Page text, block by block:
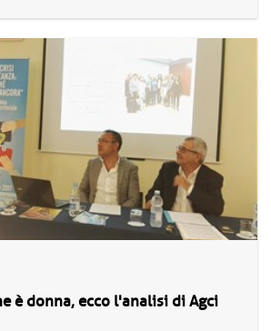
è donna, ecco l'analisi di Agci